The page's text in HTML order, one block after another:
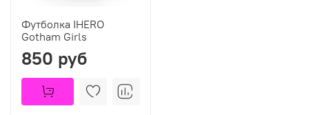
Футболка IHERO
Gotham Girls
850 руб